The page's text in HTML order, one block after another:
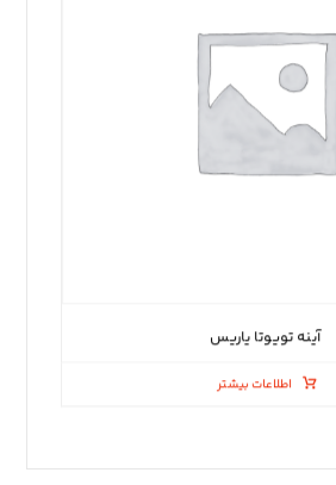
آینه تویوتا یاریس
اطلاعات بیشتر